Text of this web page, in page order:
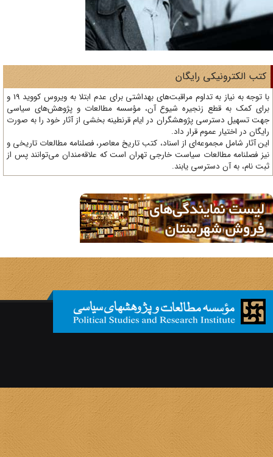
الکترونیکی رایگان
با توجه به نیاز به تداوم مراقبت‌های بهداشتی برای عدم ابتلا به ویروس کووید 19 و
کمک به قطع زنجیره شیوع آن، مؤسسه مطالعات و پژوهش‌های سیاسی
تسهیل دسترسی پژوهشگران در ایام قرنطینه بخشی از آثار خود را به صورت
در اختیار عموم قرار داد.
آثار شامل مجموعه‌ای از اسناد، کتب تاریخ معاصر، فصلنامه‌ مطالعات تاریخی و
فصلنامه مطالعات سیاست خارجی تهران است که علاقه‌مندان می‌توانند پس از
نام، به آن دسترسی یابند.